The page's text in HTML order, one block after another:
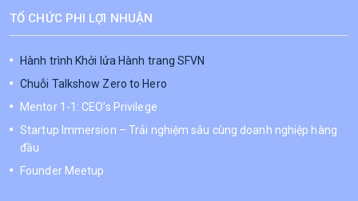
TỔ CHỨC PHI LỢI NHUẬN
Hành trình Khởi lửa Hành trang SFVN
Chuỗi Talkshow Zero to Hero
Mentor 1-1: CEO’s Privilege
Startup Immersion – Trải nghiệm sâu cùng doanh nghiệp hàng
đầu
Founder Meetup